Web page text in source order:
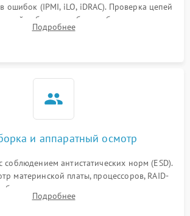
ошибок (IPMI, iLO, iDRAC). Проверка цепей
работоспособности без вскрытия
для быстрой локализации сбоя.
Подробнее
и аппаратный осмотр
соблюдением антистатических норм (ESD).
материнской платы, процессоров, RAID-
блоков питания на наличие термических
прогаров или окислений.
Подробнее